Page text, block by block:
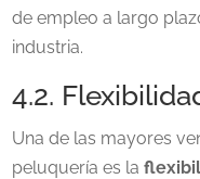
de empleo a largo
industria.
4.2.
Una de las mayores
peluquería es la